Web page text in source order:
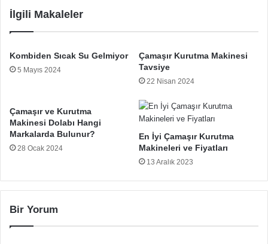
İlgili Makaleler
Kombiden Sıcak Su Gelmiyor
5 Mayıs 2024
Çamaşır Kurutma Makinesi
Tavsiye
22 Nisan 2024
Çamaşır ve Kurutma
Makinesi Dolabı Hangi
Markalarda Bulunur?
28 Ocak 2024
En İyi Çamaşır Kurutma
Makineleri ve Fiyatları
13 Aralık 2023
Bir Yorum